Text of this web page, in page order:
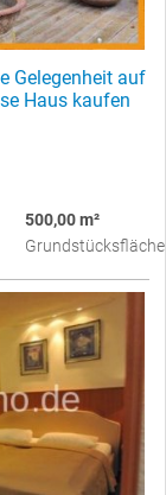
Gelegenheit auf
Haus kaufen
500,00 m²
Grundstücksfläche